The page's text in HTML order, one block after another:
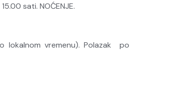
sati. NOĆENJE.
lokalnom vremenu). Polazak po